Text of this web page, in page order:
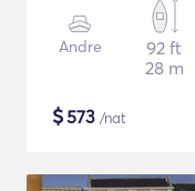
Andre
92 ft
28 m
$573 /nat